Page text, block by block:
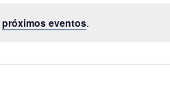
próximos eventos.